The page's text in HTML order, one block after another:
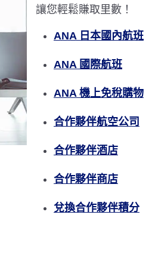
讓您輕鬆賺取里數！
ANA 日本國內航班
ANA 國際航班
ANA 機上免稅購物
合作夥伴航空公司
合作夥伴酒店
合作夥伴商店
兌換合作夥伴積分